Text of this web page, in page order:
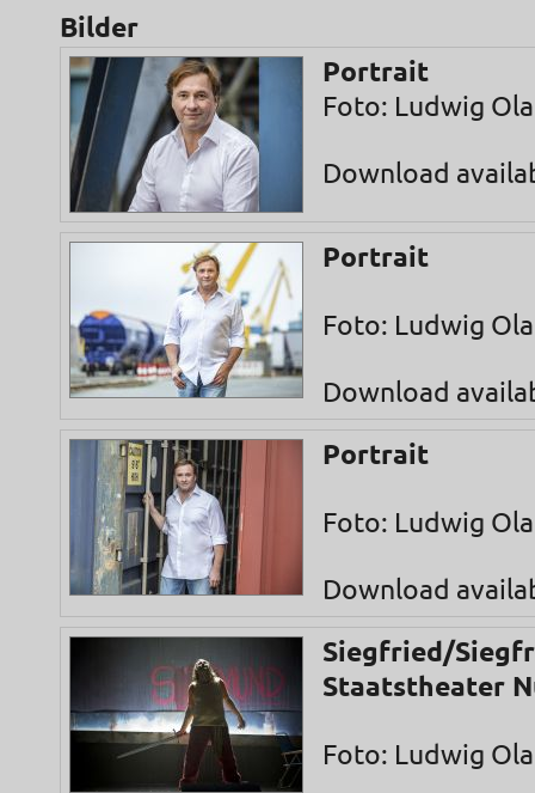
Bilder
Portrait
Foto: Ludwig
Download
Portrait
Foto: Ludwig
Download
Portrait
Foto: Ludwig
Download
Siegfried/
Staatstheater
Foto: Ludwig